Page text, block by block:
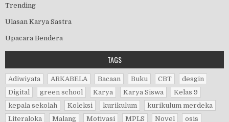
Trending
Ulasan Karya Sastra
Upacara Bendera
TAGS
Adiwiyata ARKABELA Bacaan Buku CBT
desgin
Digital
green school Karya Karya Siswa
Kelas 9
kepala sekolah
Koleksi kurikulum
kurikulum merdeka
Literaloka
Malang Motivasi MPLS Novel
osis